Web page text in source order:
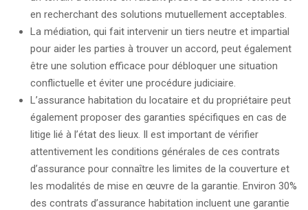
en recherchant des solutions mutuellement acceptables.
La médiation, qui fait intervenir un tiers neutre et impartial
pour aider les parties à trouver un accord, peut également
être une solution efficace pour débloquer une situation
conflictuelle et éviter une procédure judiciaire.
L’assurance habitation du locataire et du propriétaire peut
également proposer des garanties spécifiques en cas de
litige lié à l’état des lieux. Il est important de vérifier
attentivement les conditions générales de ces contrats
d’assurance pour connaître les limites de la couverture et
les modalités de mise en œuvre de la garantie. Environ 30%
des contrats d’assurance habitation incluent une garantie